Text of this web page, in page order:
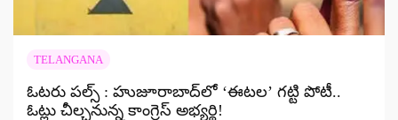
TELANGANA
ఓటరు పల్స్‌ : హుజూరాబాద్‌లో ‘ఈటల’ గట్టి పోటీ..
ఓట్లు చీల్చనున్న కాంగ్రెస్‌ అభ్యర్థి!